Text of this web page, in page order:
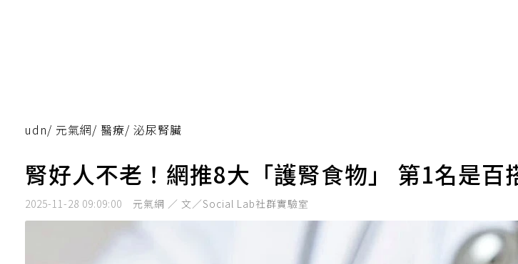
udn/ 元氣網/ 醫療/ 泌尿腎臟
腎好人不老！網推8大「護腎食物」 第1名是百
2025-11-28 09:09:00 元氣網 ／ 文／Social Lab社群實驗室